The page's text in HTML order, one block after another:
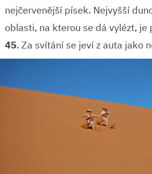
nejčervenější písek. Nejvyšší
oblasti, na kterou se dá vylézt, je
45. Za svítání se jeví z auta jako